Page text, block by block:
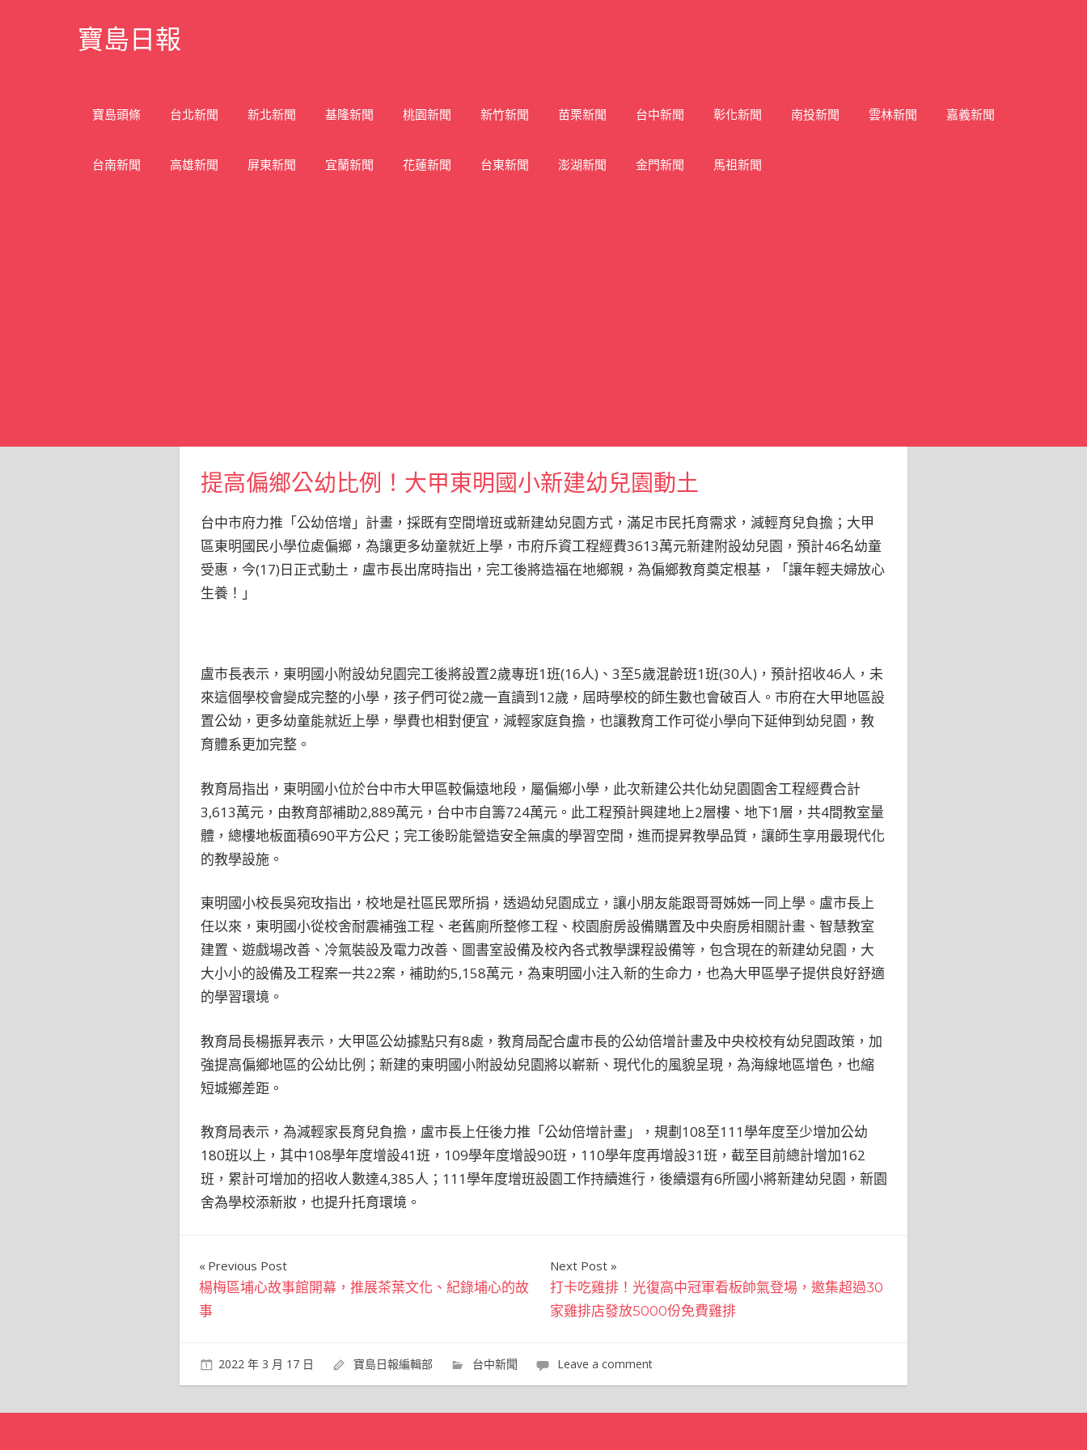
寶島日報
寶島頭條 台北新聞 新北新聞 基隆新聞 桃園新聞 新竹新聞 苗栗新聞 台中新聞 彰化新聞 南投新聞 雲林新聞 嘉義新聞
台南新聞 高雄新聞 屏東新聞 宜蘭新聞 花蓮新聞 台東新聞 澎湖新聞 金門新聞 馬祖新聞
提高偏鄉公幼比例！大甲東明國小新建幼兒園動土
台中市府力推「公幼倍增」計畫，採既有空間增班或新建幼兒園方式，滿足市民托育需求，減輕育兒負擔；大甲
區東明國民小學位處偏鄉，為讓更多幼童就近上學，市府斥資工程經費3613萬元新建附設幼兒園，預計46名幼童
受惠，今(17)日正式動土，盧市長出席時指出，完工後將造福在地鄉親，為偏鄉教育奠定根基，「讓年輕夫婦放心
生養！」
盧市長表示，東明國小附設幼兒園完工後將設置2歲專班1班(16人)、3至5歲混齡班1班(30人)，預計招收46人，未
來這個學校會變成完整的小學，孩子們可從2歲一直讀到12歲，屆時學校的師生數也會破百人。市府在大甲地區設
置公幼，更多幼童能就近上學，學費也相對便宜，減輕家庭負擔，也讓教育工作可從小學向下延伸到幼兒園，教
育體系更加完整。
教育局指出，東明國小位於台中市大甲區較偏遠地段，屬偏鄉小學，此次新建公共化幼兒園園舍工程經費合計
3,613萬元，由教育部補助2,889萬元，台中市自籌724萬元。此工程預計興建地上2層樓、地下1層，共4間教室量
體，總樓地板面積690平方公尺；完工後盼能營造安全無虞的學習空間，進而提昇教學品質，讓師生享用最現代化
的教學設施。
東明國小校長吳宛玫指出，校地是社區民眾所捐，透過幼兒園成立，讓小朋友能跟哥哥姊姊一同上學。盧市長上
任以來，東明國小從校舍耐震補強工程、老舊廁所整修工程、校園廚房設備購置及中央廚房相關計畫、智慧教室
建置、遊戲場改善、冷氣裝設及電力改善、圖書室設備及校內各式教學課程設備等，包含現在的新建幼兒園，大
大小小的設備及工程案一共22案，補助約5,158萬元，為東明國小注入新的生命力，也為大甲區學子提供良好舒適
的學習環境。
教育局長楊振昇表示，大甲區公幼據點只有8處，教育局配合盧市長的公幼倍增計畫及中央校校有幼兒園政策，加
強提高偏鄉地區的公幼比例；新建的東明國小附設幼兒園將以嶄新、現代化的風貌呈現，為海線地區增色，也縮
短城鄉差距。
教育局表示，為減輕家長育兒負擔，盧市長上任後力推「公幼倍增計畫」，規劃108至111學年度至少增加公幼
180班以上，其中108學年度增設41班，109學年度增設90班，110學年度再增設31班，截至目前總計增加162
班，累計可增加的招收人數達4,385人；111學年度增班設園工作持續進行，後續還有6所國小將新建幼兒園，新園
舍為學校添新妝，也提升托育環境。
文
章
覽
Previous Post
楊梅區埔心故事館開幕，推展茶葉文化、紀錄埔心的故
事
Next Post
打卡吃雞排！光復高中冠軍看板帥氣登場，邀集超過30
家雞排店發放5000份免費雞排
2022 年 3 月 17 日 寶島日報編輯部 台中新聞 Leave a comment